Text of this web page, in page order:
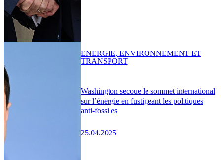
Washington secoue le sommet international
sur l’énergie en fustigeant les politiques
anti-fossiles
25.04.2025
ENERGIE, ENVIRONNEMENT ET
TRANSPORT